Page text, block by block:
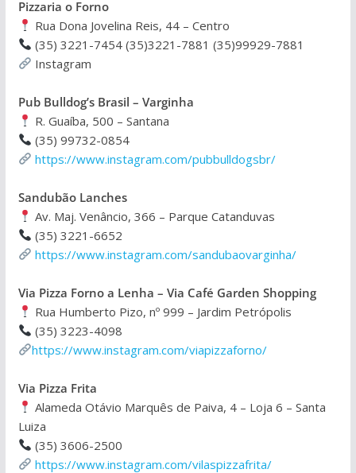
Pizzaria o Forno
Rua Dona Jovelina Reis, 44 – Centro
(35) 3221-7454 (35)3221-7881 (35)99929-7881
Instagram
Pub Bulldog’s Brasil – Varginha
R. Guaíba, 500 – Santana
(35) 99732-0854
https://www.instagram.com/pubbulldogsbr/
Sandubão Lanches
Av. Maj. Venâncio, 366 – Parque Catanduvas
(35) 3221-6652
https://www.instagram.com/sandubaovarginha/
Via Pizza Forno a Lenha – Via Café Garden Shopping
Rua Humberto Pizo, nº 999 – Jardim Petrópolis
(35) 3223-4098
https://www.instagram.com/viapizzaforno/
Via Pizza Frita
Alameda Otávio Marquês de Paiva, 4 – Loja 6 – Santa
Luiza
(35) 3606-2500
https://www.instagram.com/vilaspizzafrita/